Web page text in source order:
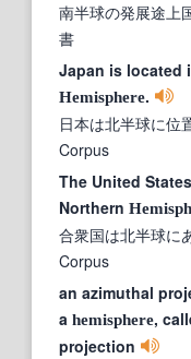
南半球の発展途上
書
Japan is located
Hemisphere.
日本は北半球に位
Corpus
The United
Northern
合衆国は北半球に
Corpus
an azimuthal
a hemisphere,
projection